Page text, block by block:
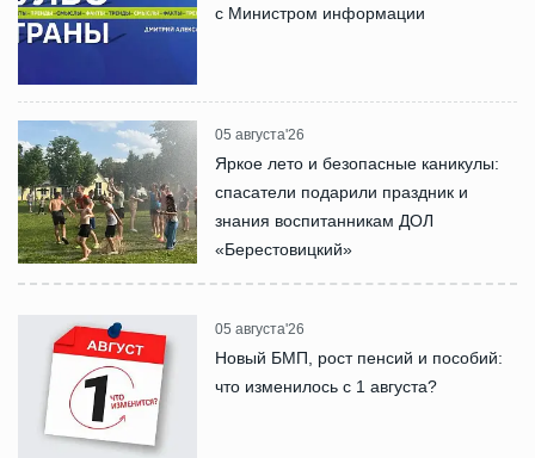
с Министром информации
05 августа'26
Яркое лето и безопасные каникулы:
спасатели подарили праздник и
знания воспитанникам ДОЛ
«Берестовицкий»
05 августа'26
Новый БМП, рост пенсий и пособий:
что изменилось с 1 августа?